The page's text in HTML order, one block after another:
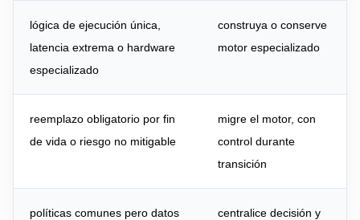
lógica de ejecución única,
latencia extrema o hardware
especializado
construya o conserve
motor especializado
reemplazo obligatorio por fin
de vida o riesgo no mitigable
migre el motor, con
control durante
transición
políticas comunes pero datos
centralice decisión y